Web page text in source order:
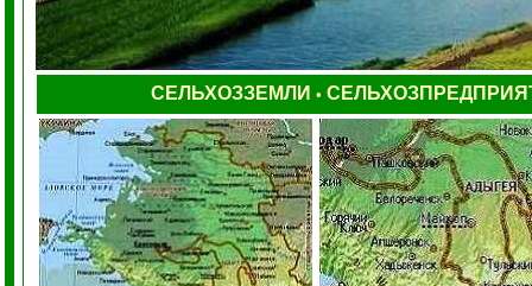
СЕЛЬХОЗЗЕМЛИ •